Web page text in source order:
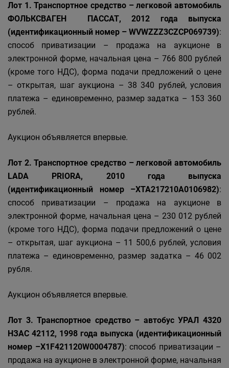
Лот 1. Транспортное средство – легковой автомобиль
ФОЛЬКСВАГЕН ПАССАТ, 2012 года выпуска
(идентификационный номер – WVWZZZ3CZCP069739):
способ приватизации – продажа на аукционе в
электронной форме, начальная цена – 766 800 рублей
(кроме того НДС), форма подачи предложений о цене
– открытая, шаг аукциона – 38 340 рублей, условия
платежа – единовременно, размер задатка – 153 360
рублей.
Аукцион объявляется впервые.
Лот 2. Транспортное средство – легковой автомобиль
LADA PRIORA, 2010 года выпуска
(идентификационный номер –XТА217210А0106982):
способ приватизации – продажа на аукционе в
электронной форме, начальная цена – 230 012 рублей
(кроме того НДС), форма подачи предложений о цене
– открытая, шаг аукциона – 11 500,6 рублей, условия
платежа – единовременно, размер задатка – 46 002
рубля.
Аукцион объявляется впервые.
Лот 3. Транспортное средство – автобус УРАЛ 4320
НЗАС 42112, 1998 года выпуска (идентификационный
номер –X1F421120W0004787): способ приватизации –
продажа на аукционе в электронной форме, начальная